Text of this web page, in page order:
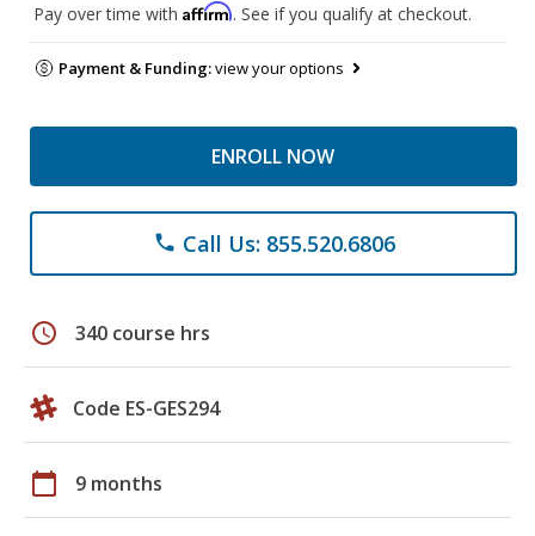
Pay over time with Affirm. See if you qualify at checkout.
Payment & Funding:view your options
ENROLL NOW
phone Call Us: 855.520.6806
schedule 340 course hrs
Code ES-GES294
calendar_today 9 months